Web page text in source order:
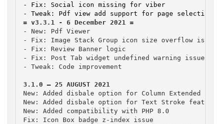
- Fix: Social icon missing for viber
- New: Pdf Viewer
- Fix: Image Stack Group icon size overflow issue
- Fix: Review Banner logic
- Fix: Post Tab widget undefined warning issue
- Tweak: Code improvement
New: Added disbale option for Column Extended
New: Added disbale option for Text Stroke feature
New: Added compatibility with PHP 8.0
Fix: Icon Box badge z-index issue